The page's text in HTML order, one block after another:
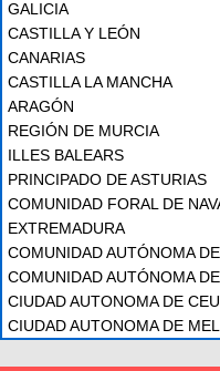
GALICIA
CASTILLA Y LEÓN
CANARIAS
CASTILLA LA MANCHA
ARAGÓN
REGIÓN DE MURCIA
ILLES BALEARS
PRINCIPADO DE ASTURIAS
COMUNIDAD FORAL DE
EXTREMADURA
COMUNIDAD AUTÓNOMA
COMUNIDAD AUTÓNOMA
CIUDAD AUTONOMA DE
CIUDAD AUTONOMA DE